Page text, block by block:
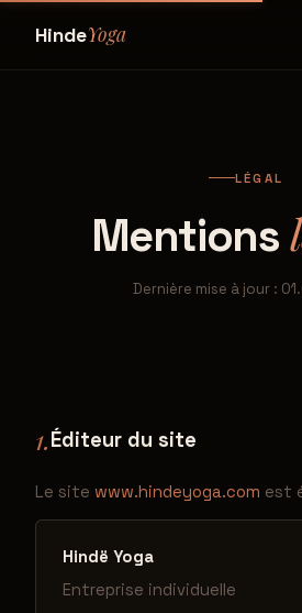
HindeYoga
LÉGAL
Mentions
Dernière mise à jour :
1.Éditeur du site
Le site www.hindeyoga.com est
Hindë Yoga
Entreprise individuelle